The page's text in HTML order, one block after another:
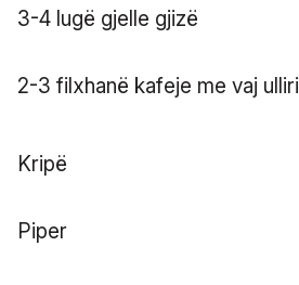
3-4 lugë gjelle gjizë
2-3 filxhanë kafeje me vaj ulliri
Kripë
Piper